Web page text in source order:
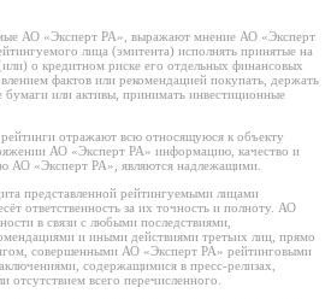
АО «Эксперт РА», выражают мнение АО «Эксперт
лица (эмитента) исполнять принятые на
о кредитном риске его отдельных финансовых
фактов или рекомендацией покупать, держать
бумаги или активы, принимать инвестиционные
отражают всю относящуюся к объекту
АО «Эксперт РА» информацию, качество и
АО «Эксперт РА», являются надлежащими.
представленной рейтингуемыми лицами
ответственность за их точность и полноту. АО
в связи с любыми последствиями,
и иными действиями третьих лиц, прямо
совершенными АО «Эксперт РА» рейтинговыми
содержащимися в пресс-релизах,
всего перечисленного.